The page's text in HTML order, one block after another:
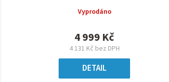
Vyprodáno
4 131 Kč bez DPH
4 999 Kč
DETAIL